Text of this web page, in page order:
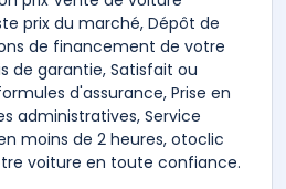
prix du marché, Dépôt de
de financement de votre
de garantie, Satisfait ou
d'assurance, Prise en
administratives, Service
moins de 2 heures, otoclic
voiture en toute confiance.